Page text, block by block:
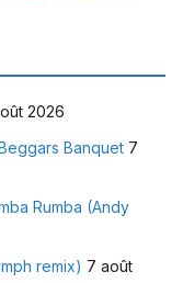
2026
Banquet 7
Rumba (Andy
remix) 7 août